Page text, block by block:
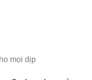
mọi dịp